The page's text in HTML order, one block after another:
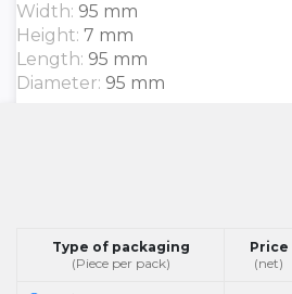
Width: 95 mm
Height: 7 mm
Length: 95 mm
Diameter: 95 mm
Type of packaging
(Piece per pack)
Price
(net)